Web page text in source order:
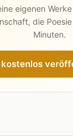
eigenen Werke
die
Minuten.